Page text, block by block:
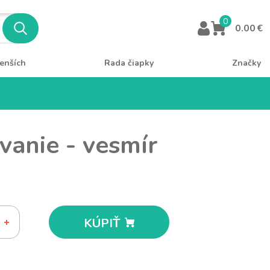
0
0.00 €
Rada čiapky Značky
- vesmír
KÚPIŤ